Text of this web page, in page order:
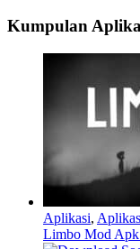
Kumpulan
Aplikasi,
Limbo Mod